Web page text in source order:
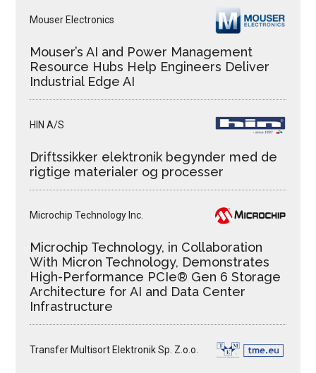
Mouser Electronics
Mouser’s AI and Power Management
Resource Hubs Help Engineers Deliver
Industrial Edge AI
HIN A/S
Driftssikker elektronik begynder med de
rigtige materialer og processer
Microchip Technology Inc.
Microchip Technology, in Collaboration
With Micron Technology, Demonstrates
High-Performance PCIe® Gen 6 Storage
Architecture for AI and Data Center
Infrastructure
Transfer Multisort Elektronik Sp. Z.o.o.